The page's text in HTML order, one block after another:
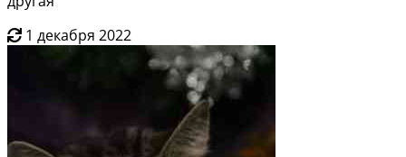
1 декабря 2022